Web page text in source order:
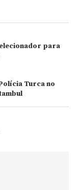
para
Turca no